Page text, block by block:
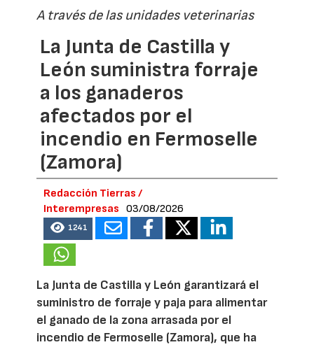
A través de las unidades veterinarias
La Junta de Castilla y
León suministra forraje
a los ganaderos
afectados por el
incendio en Fermoselle
(Zamora)
Redacción Tierras /
Interempresas
03/08/2026
1241
La Junta de Castilla y León garantizará el
suministro de forraje y paja para alimentar
el ganado de la zona arrasada por el
incendio de Fermoselle (Zamora), que ha